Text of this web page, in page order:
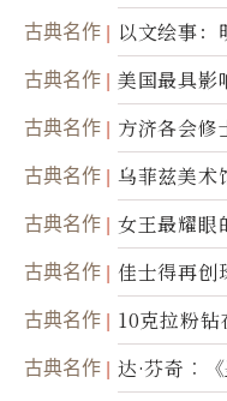
古典名作 以文绘事：
古典名作 美国最具影
古典名作 方济各会修
古典名作 乌菲兹美术
古典名作 女王最耀眼
古典名作 佳士得再创
古典名作 10克拉粉
古典名作 达·芬奇︰